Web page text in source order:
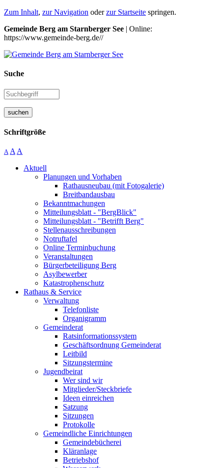
Zum Inhalt, zur Navigation oderzur Startseite springen.
Gemeinde Berg am Starnberger See | Online:
https://www.gemeinde-berg.de//
Suche
suchen
Schriftgröße
A A A
Aktuell
Planungen und Vorhaben
Rathausneubau (mit Fotogalerie)
Breitbandausbau
Bekanntmachungen
Mitteilungsblatt - "BergBlick"
Mitteilungsblatt - "Betrifft Berg"
Stellenausschreibungen
Notruftafel
Online Terminbuchung
Veranstaltungen
Bürgerbeteiligung Berg
Asylbewerber
Katastrophenschutz
Rathaus & Service
Verwaltung
Telefonliste
Organigramm
Gemeinderat
Ratsinformationssystem
Geschäftsordnung Gemeinderat
Leitbild
Sitzungstermine
Jugendbeirat
Wer sind wir
Mitglieder/Steckbriefe
Ideen einreichen
Satzung
Sitzungen
Protokolle
Gemeindliche Einrichtungen
Gemeindebücherei
Kläranlage
Betriebshof